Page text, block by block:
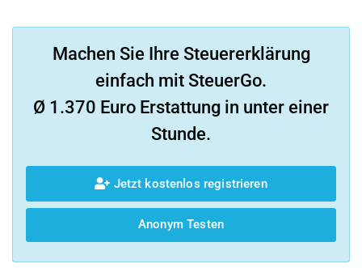
Machen Sie Ihre Steuererklärung
einfach mit SteuerGo.
Ø 1.370 Euro Erstattung in unter einer
Stunde.
Jetzt kostenlos registrieren
Anonym Testen